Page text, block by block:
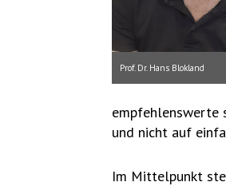
Prof. Dr. Hans Blokland
empfehlenswerte
und nicht auf
Im Mittelpunkt